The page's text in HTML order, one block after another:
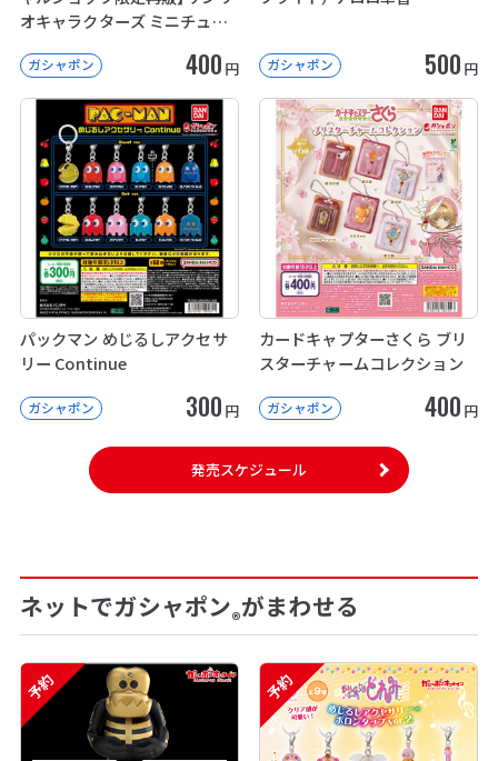
オキャラクターズ ミニチュア
ガシャポン 400 円 ガシャポン 500 円
パックマン めじるしアクセサ
リー Continue
ガシャポン 300 円
カードキャプターさくら ブリ
スターチャームコレクション
ガシャポン 400 円
発売スケジュール
ネットでガシャポン®がまわせる
予約 予約